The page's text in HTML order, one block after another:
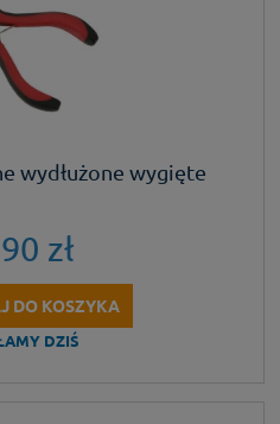
wydłużone wygięte
zł
DO KOSZYKA
DZIŚ